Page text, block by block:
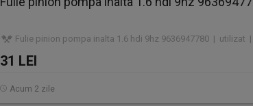
Fulie pinion pompa inalta 1.6 hdi 9hz 9636947780 | utilizat
31 LEI
Acum 2 zile